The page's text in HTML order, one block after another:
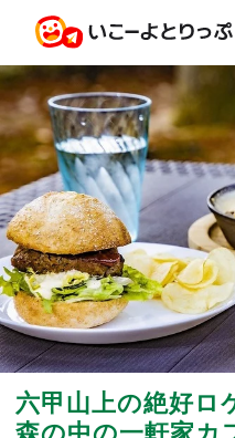
六甲山上の絶好ロ